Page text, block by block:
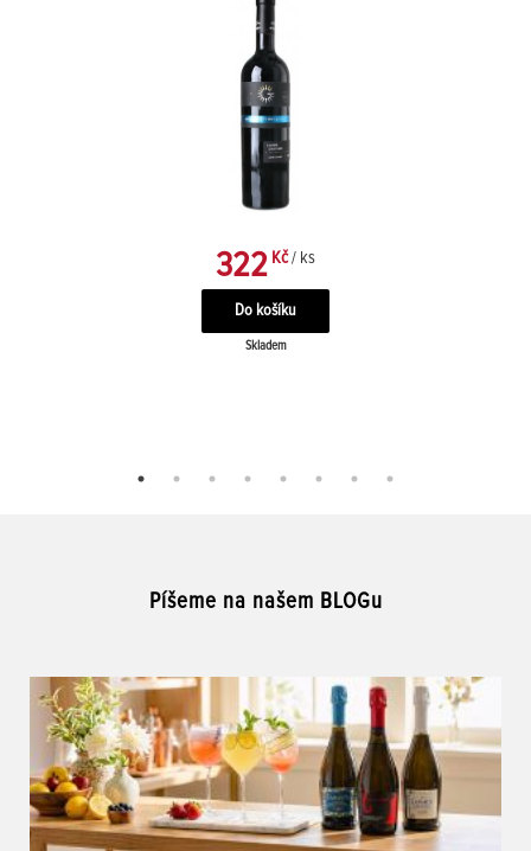
322 Kč / ks
Skladem
Píšeme na našem BLOGu